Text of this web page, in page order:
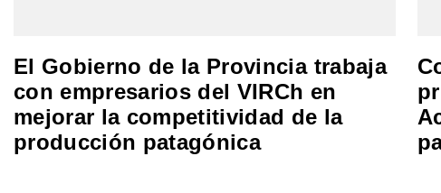
El Gobierno de la Provincia trabaja
con empresarios del VIRCh en
mejorar la competitividad de la
producción patagónica